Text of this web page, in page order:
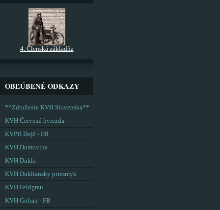
4. Členská základňa
OBĽÚBENÉ ODKAZY
**Združenie KVH Slovenska**
KVH Červená hviezda
KVPH Dojč - FB
KVH Domovina
KVH Dukla
KVH Dukliansky priesmyk
KVH Feldgrau
KVH Golian - FB